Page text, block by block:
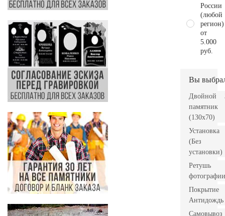
России
(любой
регион)
от
5.000
руб.
Вы
Двойной
памятник
(130х70)
Установка
(Без
установки)
Ретушь
фотографии
Покрытие
Антидождь
Самовывоз